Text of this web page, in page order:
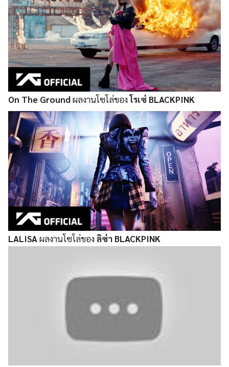
On The Groundผลงานโซโล่ของโรเซ่ BLACKPINK
LALISAผลงานโซโล่ของลิซ่า BLACKPINK